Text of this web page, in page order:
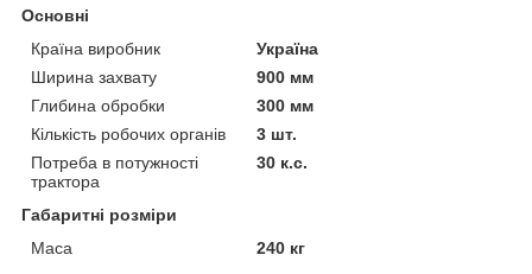
Основні
Країна виробник
Україна
Ширина захвату
900 мм
Глибина обробки
300 мм
Кількість робочих органів
3 шт.
Потреба в потужності
трактора
30 к.с.
Габаритні розміри
Маса
240 кг